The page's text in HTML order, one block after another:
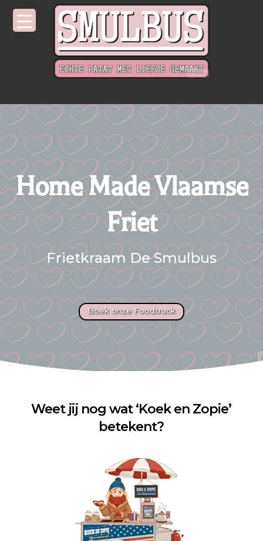
Home Made Vlaamse
Friet
Frietkraam De Smulbus
Boek onze Foodtruck
Weet jij nog wat ‘Koek en Zopie’
betekent?